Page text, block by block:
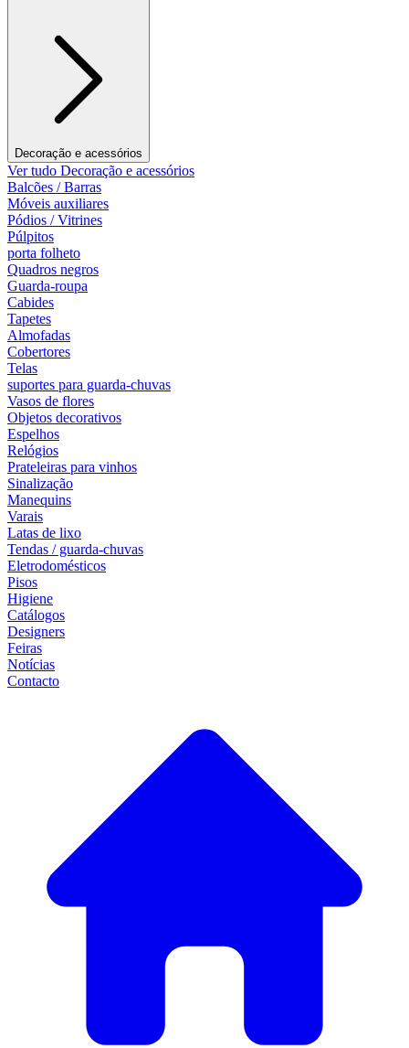
Decoração e acessórios
Ver tudo Decoração e acessórios
Balcões / Barras
Móveis auxiliares
Pódios / Vitrines
Púlpitos
porta folheto
Quadros negros
Guarda-roupa
Cabides
Tapetes
Almofadas
Cobertores
Telas
suportes para guarda-chuvas
Vasos de flores
Objetos decorativos
Espelhos
Relógios
Prateleiras para vinhos
Sinalização
Manequins
Varais
Latas de lixo
Tendas / guarda-chuvas
Eletrodomésticos
Pisos
Higiene
Catálogos
Designers
Feiras
Notícias
Contacto